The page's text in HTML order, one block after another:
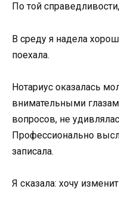
По той
В среду я надела
поехала.
Нотариус оказалась
внимательными
вопросов, не
Профессионально
записала.
Я сказала: хочу